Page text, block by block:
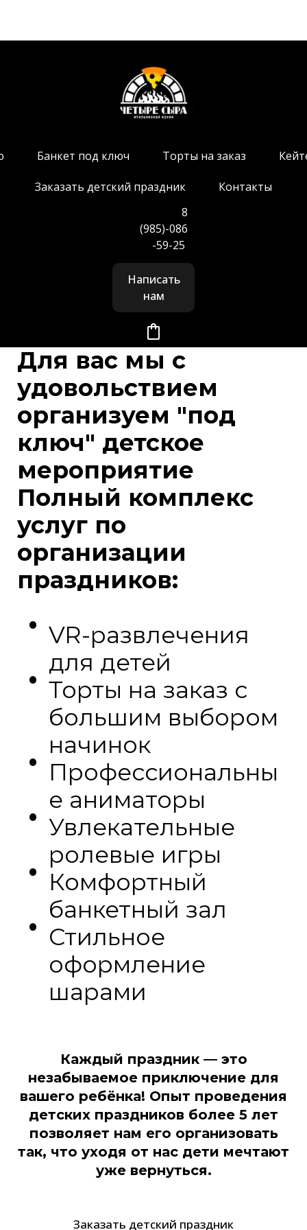
Банкет под ключ Торты на заказ
Заказать детский праздник
Контакты
8
(985)-086
-59-25
Написать
нам
Для вас мы с
удовольствием
организуем "под
ключ" детское
мероприятие
Полный комплекс
услуг по
организации
праздников:
VR-развлечения
для детей
Торты на заказ с
большим выбором
начинок
Профессиональны
е аниматоры
Увлекательные
ролевые игры
Комфортный
банкетный зал
Стильное
оформление
шарами
Каждый праздник — это
незабываемое приключение для
вашего ребёнка! Опыт проведения
детских праздников более 5 лет
позволяет нам его организовать
так, что уходя от нас дети мечтают
уже вернуться.
Заказать детский праздник